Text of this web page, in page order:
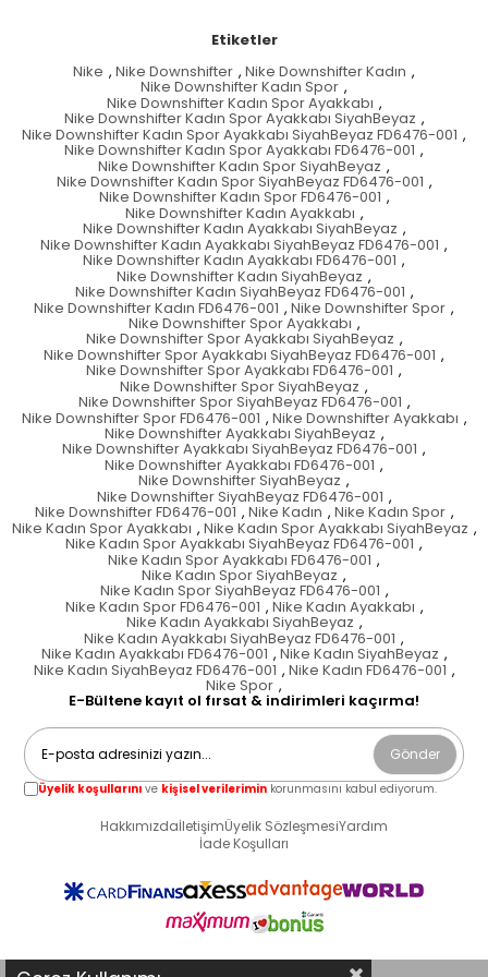
Etiketler
Nike , Nike Downshifter , Nike Downshifter Kadın ,
Nike Downshifter Kadın Spor ,
Nike Downshifter Kadın Spor Ayakkabı ,
Nike Downshifter Kadın Spor Ayakkabı SiyahBeyaz ,
Nike Downshifter Kadın Spor Ayakkabı SiyahBeyaz FD6476-001 ,
Nike Downshifter Kadın Spor Ayakkabı FD6476-001 ,
Nike Downshifter Kadın Spor SiyahBeyaz ,
Nike Downshifter Kadın Spor SiyahBeyaz FD6476-001 ,
Nike Downshifter Kadın Spor FD6476-001 ,
Nike Downshifter Kadın Ayakkabı ,
Nike Downshifter Kadın Ayakkabı SiyahBeyaz ,
Nike Downshifter Kadın Ayakkabı SiyahBeyaz FD6476-001 ,
Nike Downshifter Kadın Ayakkabı FD6476-001 ,
Nike Downshifter Kadın SiyahBeyaz ,
Nike Downshifter Kadın SiyahBeyaz FD6476-001 ,
Nike Downshifter Kadın FD6476-001 , Nike Downshifter Spor ,
Nike Downshifter Spor Ayakkabı ,
Nike Downshifter Spor Ayakkabı SiyahBeyaz ,
Nike Downshifter Spor Ayakkabı SiyahBeyaz FD6476-001 ,
Nike Downshifter Spor Ayakkabı FD6476-001 ,
Nike Downshifter Spor SiyahBeyaz ,
Nike Downshifter Spor SiyahBeyaz FD6476-001 ,
Nike Downshifter Spor FD6476-001 , Nike Downshifter Ayakkabı ,
Nike Downshifter Ayakkabı SiyahBeyaz ,
Nike Downshifter Ayakkabı SiyahBeyaz FD6476-001 ,
Nike Downshifter Ayakkabı FD6476-001 ,
Nike Downshifter SiyahBeyaz ,
Nike Downshifter SiyahBeyaz FD6476-001 ,
Nike Downshifter FD6476-001 , Nike Kadın , Nike Kadın Spor ,
Nike Kadın Spor Ayakkabı , Nike Kadın Spor Ayakkabı SiyahBeyaz ,
Nike Kadın Spor Ayakkabı SiyahBeyaz FD6476-001 ,
Nike Kadın Spor Ayakkabı FD6476-001 ,
Nike Kadın Spor SiyahBeyaz ,
Nike Kadın Spor SiyahBeyaz FD6476-001 ,
Nike Kadın Spor FD6476-001 , Nike Kadın Ayakkabı ,
Nike Kadın Ayakkabı SiyahBeyaz ,
Nike Kadın Ayakkabı SiyahBeyaz FD6476-001 ,
Nike Kadın Ayakkabı FD6476-001 , Nike Kadın SiyahBeyaz ,
Nike Kadın SiyahBeyaz FD6476-001 , Nike Kadın FD6476-001 ,
Nike Spor ,
E-Bültene kayıt ol fırsat & indirimleri kaçırma!
Gönder
Üyelik koşullarını ve kişisel verilerimin korunmasını kabul ediyorum.
HakkımızdaİletişimÜyelik SözleşmesiYardım
İade Koşulları